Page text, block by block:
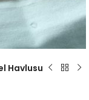
Havlusu